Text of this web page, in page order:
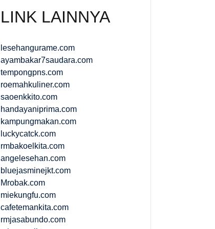
LINK LAINNYA
lesehangurame.com
ayambakar7saudara.com
tempongpns.com
roemahkuliner.com
saoenkkito.com
handayaniprima.com
kampungmakan.com
luckycatck.com
rmbakoelkita.com
angelesehan.com
bluejasminejkt.com
Mrobak.com
miekungfu.com
cafetemankita.com
rmjasabundo.com